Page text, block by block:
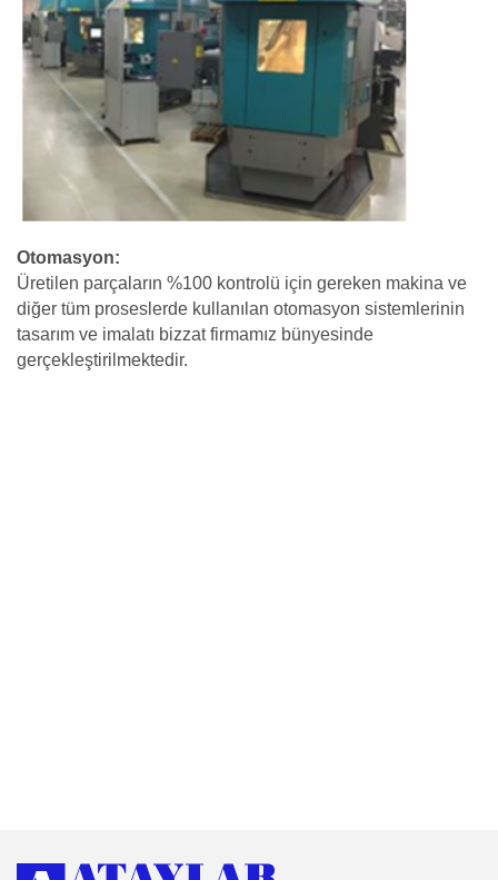
Otomasyon:
Üretilen parçaların %100 kontrolü için gereken makina ve
diğer tüm proseslerde kullanılan otomasyon sistemlerinin
tasarım ve imalatı bizzat firmamız bünyesinde
gerçekleştirilmektedir.